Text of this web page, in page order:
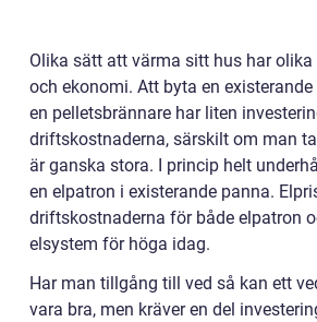
Olika sätt att värma sitt hus har
och ekonomi. Att byta en
en pelletsbrännare har liten
driftskostnaderna, särskilt om man
är ganska stora. I princip helt
en elpatron i existerande panna.
driftskostnaderna för både elpatron
elsystem för höga idag.
Har man tillgång till ved så kan ett
vara bra, men kräver en del